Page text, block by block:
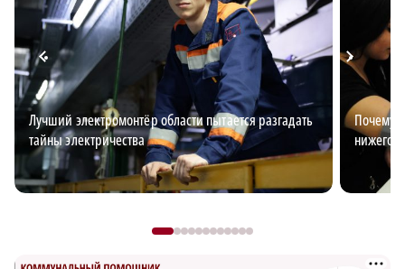
Лучший электромонтёр области пытается разгадать
тайны электричества
Почему